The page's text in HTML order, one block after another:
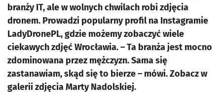
branży IT, ale w wolnych chwilach robi zdjęcia
dronem. Prowadzi popularny profil na Instagramie
LadyDronePL, gdzie możemy zobaczyć wiele
ciekawych zdjęć Wrocławia. – Ta branża jest mocno
zdominowana przez mężczyzn. Sama się
zastanawiam, skąd się to bierze – mówi. Zobacz w
galerii zdjęcia Marty Nadolskiej.